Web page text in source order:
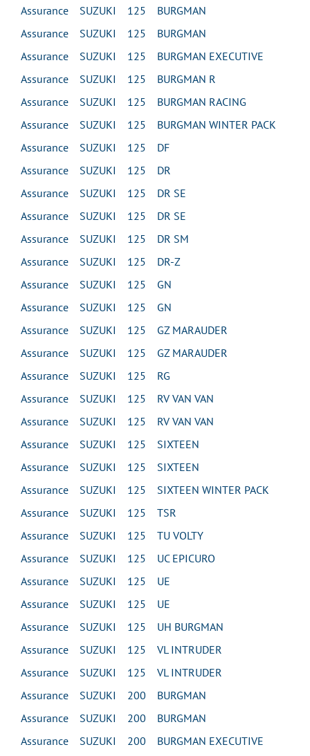
Assurance SUZUKI 125 BURGMAN
Assurance SUZUKI 125 BURGMAN
Assurance SUZUKI 125 BURGMAN EXECUTIVE
Assurance SUZUKI 125 BURGMAN R
Assurance SUZUKI 125 BURGMAN RACING
Assurance SUZUKI 125 BURGMAN WINTER PACK
Assurance SUZUKI 125 DF
Assurance SUZUKI 125 DR
Assurance SUZUKI 125 DR SE
Assurance SUZUKI 125 DR SE
Assurance SUZUKI 125 DR SM
Assurance SUZUKI 125 DR-Z
Assurance SUZUKI 125 GN
Assurance SUZUKI 125 GN
Assurance SUZUKI 125 GZ MARAUDER
Assurance SUZUKI 125 GZ MARAUDER
Assurance SUZUKI 125 RG
Assurance SUZUKI 125 RV VAN VAN
Assurance SUZUKI 125 RV VAN VAN
Assurance SUZUKI 125 SIXTEEN
Assurance SUZUKI 125 SIXTEEN
Assurance SUZUKI 125 SIXTEEN WINTER PACK
Assurance SUZUKI 125 TSR
Assurance SUZUKI 125 TU VOLTY
Assurance SUZUKI 125 UC EPICURO
Assurance SUZUKI 125 UE
Assurance SUZUKI 125 UE
Assurance SUZUKI 125 UH BURGMAN
Assurance SUZUKI 125 VL INTRUDER
Assurance SUZUKI 125 VL INTRUDER
Assurance SUZUKI 200 BURGMAN
Assurance SUZUKI 200 BURGMAN
Assurance SUZUKI 200 BURGMAN EXECUTIVE